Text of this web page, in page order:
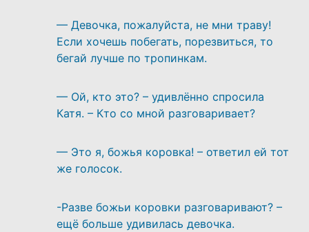
— Девочка, пожалуйста, не мни траву!
Если хочешь побегать, порезвиться, то
бегай лучше по тропинкам.
— Ой, кто это? – удивлённо спросила
Катя. – Кто со мной разговаривает?
— Это я, божья коровка! – ответил ей тот
же голосок.
-Разве божьи коровки разговаривают? –
ещё больше удивилась девочка.